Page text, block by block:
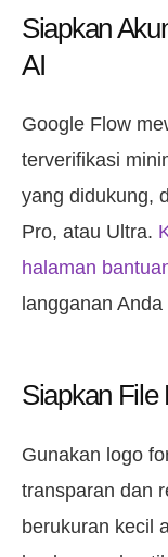
Siapkan
AI
Google Flow
terverifikasi
yang didukung,
Pro, atau Ultra.
halaman
langganan
Siapkan File
Gunakan logo
transparan dan
berukuran kecil